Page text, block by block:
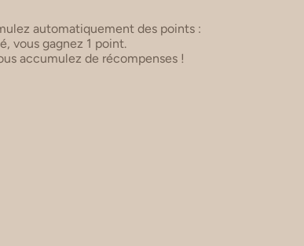
automatiquement des points :
vous gagnez 1 point.
accumulez de récompenses !